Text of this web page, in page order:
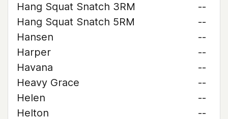
Hang Squat Snatch 3RM
--
Hang Squat Snatch 5RM
--
Hansen
--
Harper
--
Havana
--
Heavy Grace
--
Helen
--
Helton
--